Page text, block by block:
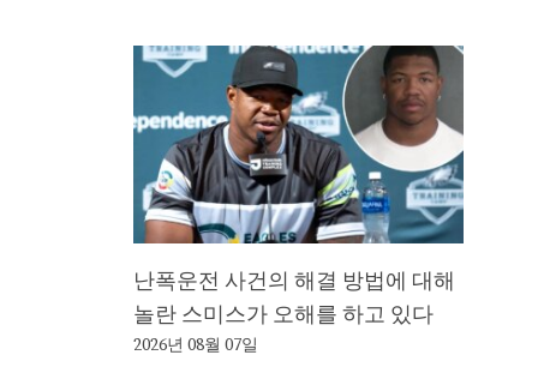
난폭운전 사건의 해결 방법에 대해
놀란 스미스가 오해를 하고 있다
2026년 08월 07일